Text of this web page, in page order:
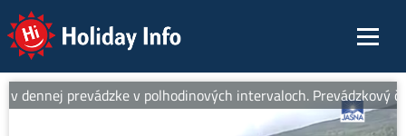
Holiday Info
dennej prevádzke v polhodinových intervaloch. Prevádzkový